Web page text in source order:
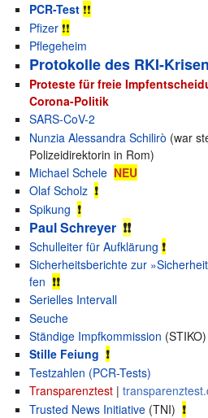
PCR-Test ❗❗
Pfizer ❗❗
Pflegeheim
Protokolle des RKI-
Proteste für freie
Corona-Politik
SARS-CoV-2
Nunzia Alessandra Schilirò (war
Polizeidirektorin in Rom)
Michael Schele NEU
Olaf Scholz ❗
Spikung ❗
Paul Schreyer ❗❗
Schulleiter für Aufklärung ❗
Sicherheitsberichte zur
fen ❗❗
Serielles Intervall
Seuche
Ständige Impfkommission (STIKO)
Stille Feiung ❗
Testzahlen (PCR-Tests)
Transparenztest |
Trusted News Initiative (TNI) ❗